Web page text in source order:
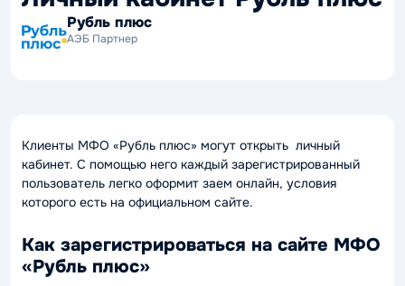
Рубль плюс
АЭБ Партнер
Клиенты МФО «Рубль плюс» могут открыть личный
кабинет. С помощью него каждый зарегистрированный
пользователь легко оформит заем онлайн, условия
которого есть на официальном сайте.
Как зарегистрироваться на сайте МФО
«Рубль плюс»